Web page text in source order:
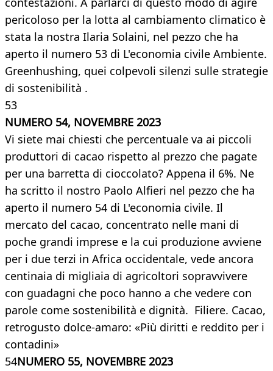
pericoloso per la lotta al cambiamento climatico è
stata la nostra Ilaria Solaini, nel pezzo che ha
aperto il numero 53 di L'economia civile Ambiente.
Greenhushing, quei colpevoli silenzi sulle strategie
di sostenibilità .
53
NUMERO 54, NOVEMBRE 2023
Vi siete mai chiesti che percentuale va ai piccoli
produttori di cacao rispetto al prezzo che pagate
per una barretta di cioccolato? Appena il 6%. Ne
ha scritto il nostro Paolo Alfieri nel pezzo che ha
aperto il numero 54 di L'economia civile. Il
mercato del cacao, concentrato nelle mani di
poche grandi imprese e la cui produzione avviene
per i due terzi in Africa occidentale, vede ancora
centinaia di migliaia di agricoltori sopravvivere
con guadagni che poco hanno a che vedere con
parole come sostenibilità e dignità. Filiere. Cacao,
retrogusto dolce-amaro: «Più diritti e reddito per i
contadini»
54NUMERO 55, NOVEMBRE 2023